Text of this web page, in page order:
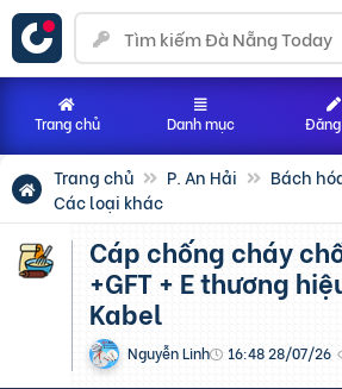
Trang chủ P. An Hải
Bách
Các loại khác
Cáp chống cháy chống nhiễu AL
+GFT + E thương
Kabel
Nguyễn Linh 16:48 28/07/26
Trang chủ Danh mục